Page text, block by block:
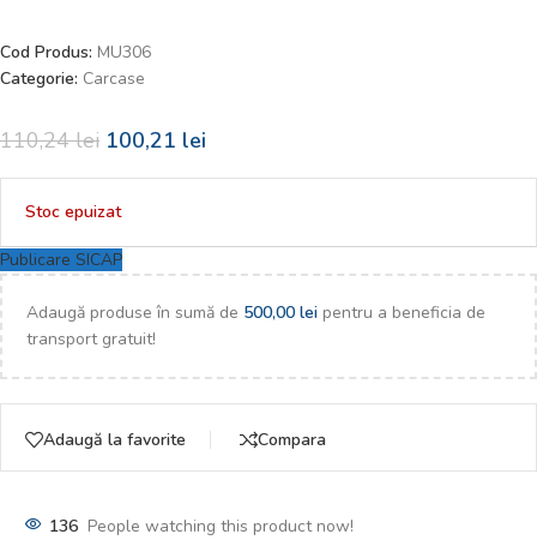
Cod Produs: MU306
Categorie: Carcase
110,24lei 100,21 lei
Stoc epuizat
Publicare SICAP
Adaugă produse în sumă de 500,00 lei pentru a beneficia de
transport gratuit!
Adaugă la favorite Compara
136 People watching this product now!